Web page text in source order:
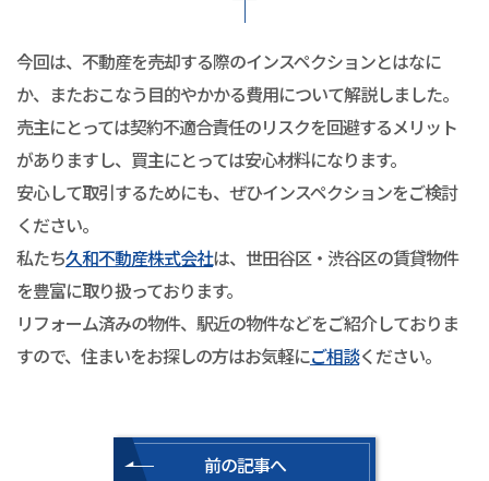
今回は、不動産を売却する際のインスペクションとはなに
か、またおこなう目的やかかる費用について解説しました。
売主にとっては契約不適合責任のリスクを回避するメリット
がありますし、買主にとっては安心材料になります。
安心して取引するためにも、ぜひインスペクションをご検討
ください。
私たち久和不動産株式会社は、世田谷区・渋谷区の賃貸物件
を豊富に取り扱っております。
リフォーム済みの物件、駅近の物件などをご紹介しておりま
すので、住まいをお探しの方はお気軽にご相談ください。
前の記事へ